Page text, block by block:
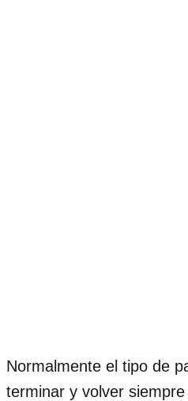
Normalmente el tipo de
terminar y volver